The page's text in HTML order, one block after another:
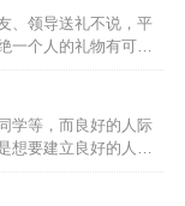
、领导送礼不说，平
一个人的礼物有可能
如何拒绝别人的礼
向自己赠送手机时，
票给一位小姐，而对
我跳舞，而且我们已
就是直截了当而…
学等，而良好的人际
想要建立良好的人际
大禁忌是大家需要注